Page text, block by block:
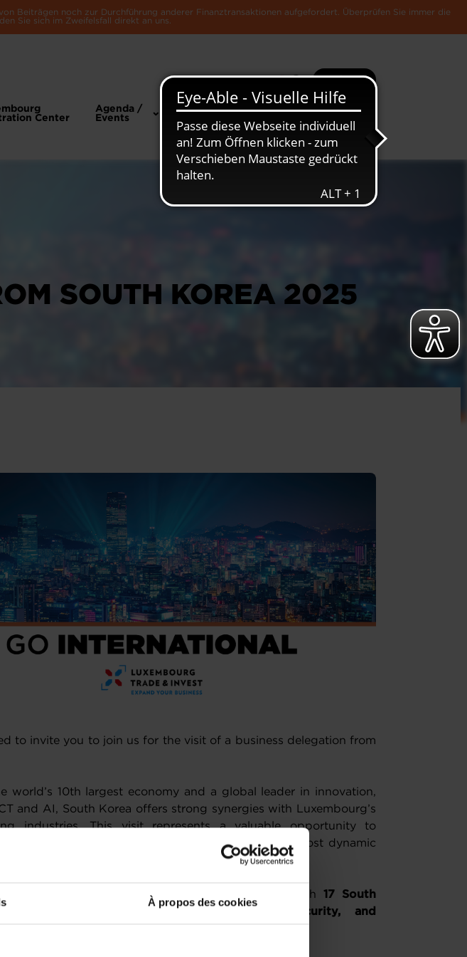
À propos des cookies
Beiträgen noch zur Durchführung anderer Finanztransaktionen aufgefordert. Überprüfen Sie immer die
Sie sich im Zweifelsfall direkt an uns.
Suche Mehr
Center
Agenda /
Events
News &
Die Luxemburger
SOUTH KOREA 2025
to invite you to join us for the visit of a business delegation from
world’s 10th largest economy and a global leader in innovation,
and AI, South Korea offers strong synergies with Luxembourg’s
industries. This visit represents a valuable opportunity to
and exchange with some of South Korea’s most dynamic
you will have the opportunity to connect with 17 South
specialising in Automobility
Cybersecurity, and